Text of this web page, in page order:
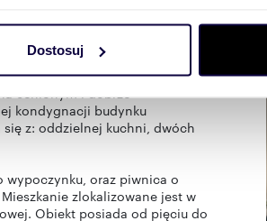
z naszej witryny, udostępniamy
te informacje z innymi danymi
Dostosuj
Opolu. Przedmiotem oferty jest
cenionym i dobrze
kondygnacji budynku
z: oddzielnej kuchni, dwóch
oraz piwnica o
zlokalizowane jest w
Obiekt posiada od pięciu do